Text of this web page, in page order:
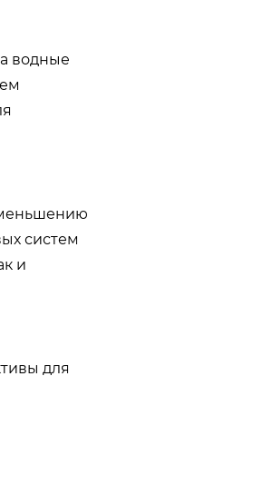
водные
систем
и
для